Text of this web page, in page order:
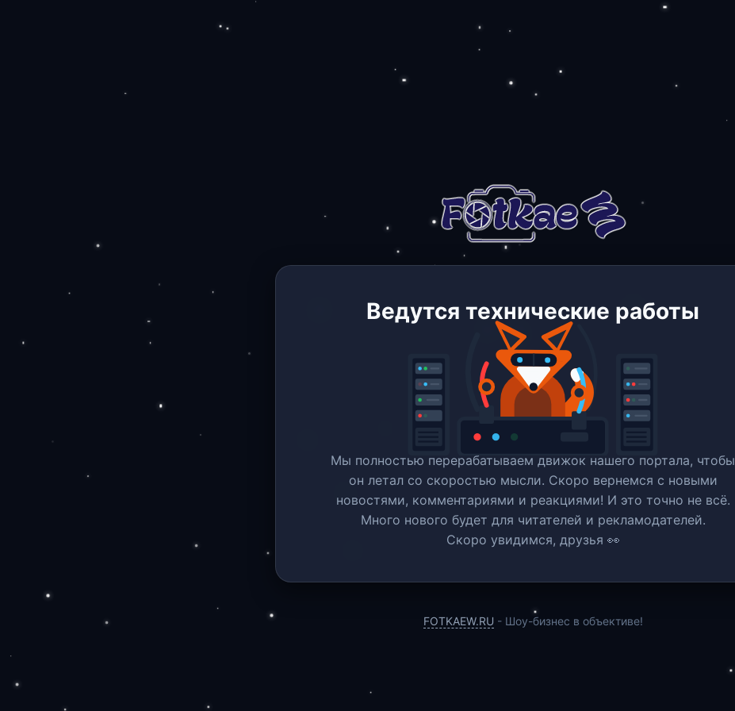
Ведутся технические работы
Мы полностью перерабатываем движок нашего портала, чтобы
он летал со скоростью мысли. Скоро вернемся c новыми
новостями, комментариями и реакциями! И это точно не всё.
Много нового будет для читателей и рекламодателей.
Скоро увидимся, друзья 👀
FOTKAEW.RU - Шоу-бизнес в объективе!